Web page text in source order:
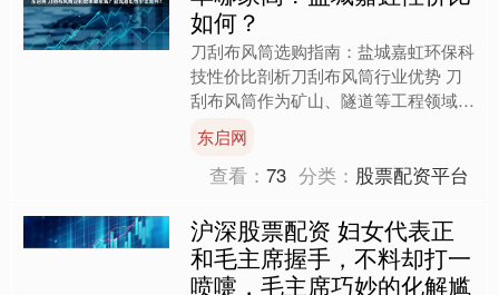
如何？
刀刮布风筒选购指南：盐城嘉虹环保科
技性价比剖析刀刮布风筒行业优势 刀
刮布风筒作为矿山、隧道等工程领域通
风系统的关键设备，有着不可替代的优
势。在这些环境中，通风至....
东启网
查看：73 分类： 股票配资平台
沪深股票配资 妇女代表正
和毛主席握手，不料却打一
喷嚏，毛主席巧妙的化解尴